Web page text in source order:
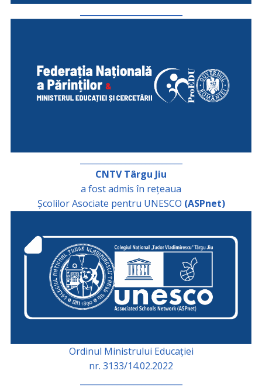
CNTV Târgu Jiu
a fost admis în rețeaua
Școlilor Asociate pentru UNESCO (ASPnet)
Ordinul Ministrului Educației
nr. 3133/14.02.2022